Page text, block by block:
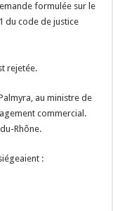
formulée sur le
du code de justice
rejetée.
au ministre de
commercial.
Rhône.
: